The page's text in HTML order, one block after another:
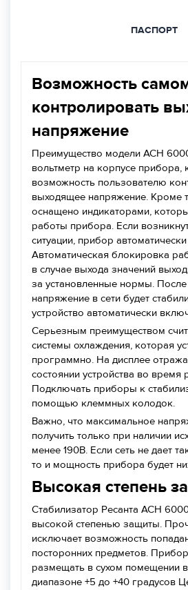
ПАСПОРТ
Возможность
контролировать
напряжение
Преимущество модели АСН
вольтметр на корпусе прибора,
возможность пользователю
выходящее напряжение. Кроме
оснащено индикаторами,
работы прибора. Если
ситуации, прибор
Автоматическая блокировка
в случае выхода значений
за установленные нормы. После
напряжение в сети будет
устройство автоматически
Серьезным преимуществом
системы охлаждения, которая
программно. На дисплее
состоянии устройства во время
Подключать приборы к
помощью клеммных колодок.
Важно, что максимальное
получить только при наличии
менее 190В. Если сеть не дает
то и мощность прибора будет
Высокая степень
Стабилизатор Ресанта АСН
высокой степенью защиты.
исключает возможность
посторонних предметов.
размещать в сухом помещении
диапазоне +5 до +40 градусов